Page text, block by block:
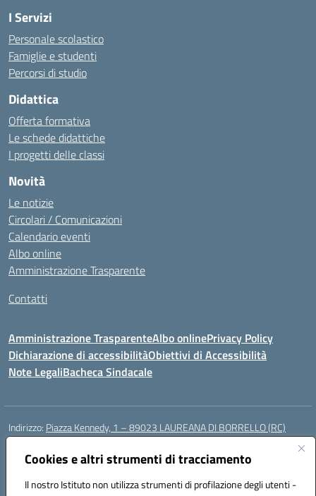
Cookies e altri strumenti di tracciamento
Il nostro Istituto non utilizza strumenti di profilazione degli utenti -
I Servizi
Personale scolastico
Famiglie e studenti
Percorsi di studio
Didattica
Offerta formativa
Le schede didattiche
I progetti delle classi
Novità
Le notizie
Circolari / Comunicazioni
Calendario eventi
Albo online
Amministrazione Trasparente
Contatti
Amministrazione TrasparenteAlbo onlinePrivacy Policy
Dichiarazione di accessibilitàObiettivi di Accessibilità
Note LegaliBacheca Sindacale
Indirizzo: Piazza Kennedy, 1 – 89023 LAUREANA DI BORRELLO (RC)
Centralino:
Posta elettronica certificata (PEC):rcic84800t@pec.istruzione.it
Codice fiscale: 82000940807